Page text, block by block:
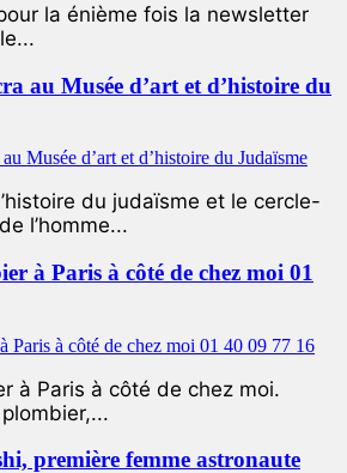
la énième fois la newsletter
au Musée d’art et d’histoire du
du judaïsme et le cercle-
l’homme...
à Paris à côté de chez moi 01
à Paris à côté de chez moi.
première femme astronaute